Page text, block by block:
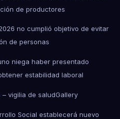
de productores
no cumplió objetivo de evitar
de personas
niega haber presentado
estabilidad laboral
vigilia de saludGallery
Social establecerá nuevo